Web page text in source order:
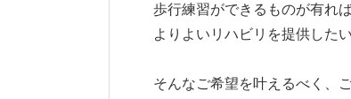
歩行練習ができるものが有れ
よりよいリハビリを提供したい
そんなご希望を叶えるべく、